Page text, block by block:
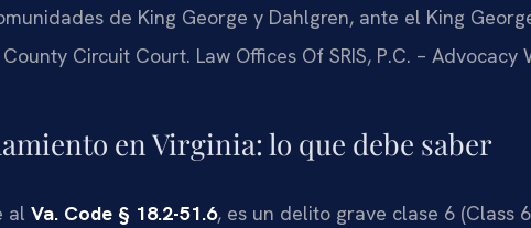
de King George y Dahlgren, ante el King
Circuit Court. Law Offices Of SRIS, P.C. – Advocacy
en Virginia: lo que debe saber
al Va. Code § 18.2-51.6, es un delito grave clase 6 (Class